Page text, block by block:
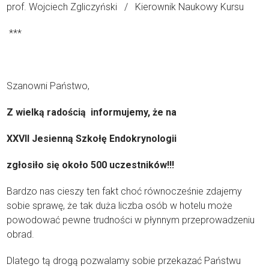
prof. Wojciech Zgliczyński / Kierownik Naukowy Kursu
***
Szanowni Państwo,
Z wielką radością informujemy, że na
XXVII Jesienną Szkołę Endokrynologii
zgłosiło się około 500 uczestników!!!
Bardzo nas cieszy ten fakt choć równocześnie zdajemy
sobie sprawę, że tak duża liczba osób w hotelu może
powodować pewne trudności w płynnym przeprowadzeniu
obrad.
Dlatego tą drogą pozwalamy sobie przekazać Państwu